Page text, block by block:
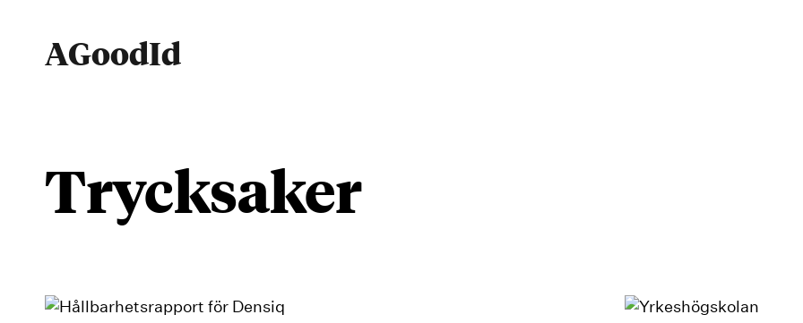
innehållAGoodId
trycksaker